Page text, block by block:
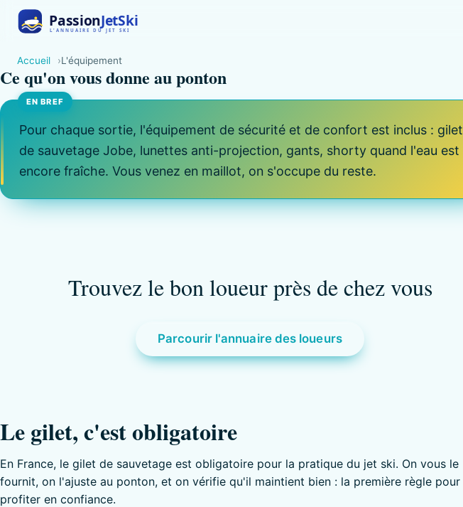
Accueil L'équipement
Ce qu'on vous donne au ponton
Pour chaque sortie, l'équipement de sécurité et de confort est inclus : gilet
de sauvetage Jobe, lunettes anti-projection, gants, shorty quand l'eau est
encore fraîche. Vous venez en maillot, on s'occupe du reste.
Trouvez le bon loueur près de chez vous
Parcourir l'annuaire des loueurs
Le gilet, c'est obligatoire
En France, le gilet de sauvetage est obligatoire pour la pratique du jet ski. On vous le
fournit, on l'ajuste au ponton, et on vérifie qu'il maintient bien : la première règle pour
profiter en confiance.